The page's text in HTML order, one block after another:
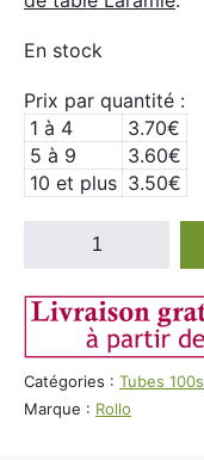
En stock
Prix par quantité :
1 à 4
3.70€
5 à 9
3.60€
10 et plus 3.50€
quantité
Tubes
cigarettes
100s
Rollo
Bleu
Catégories : Tubes 100s
Marque : Rollo